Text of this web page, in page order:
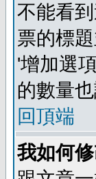
不能看
票的標
'增加選
的數量
回頂端
我如何